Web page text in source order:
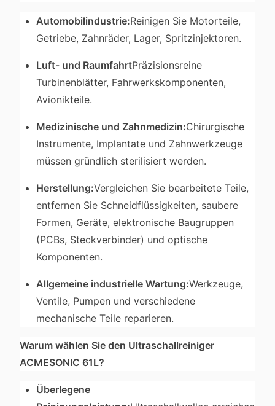
Automobilindustrie:Reinigen Sie Motorteile,
Getriebe, Zahnräder, Lager, Spritzinjektoren.
Luft- und RaumfahrtPräzisionsreine
Turbinenblätter, Fahrwerkskomponenten,
Avionikteile.
Medizinische und Zahnmedizin:Chirurgische
Instrumente, Implantate und Zahnwerkzeuge
müssen gründlich sterilisiert werden.
Herstellung:Vergleichen Sie bearbeitete Teile,
entfernen Sie Schneidflüssigkeiten, saubere
Formen, Geräte, elektronische Baugruppen
(PCBs, Steckverbinder) und optische
Komponenten.
Allgemeine industrielle Wartung:Werkzeuge,
Ventile, Pumpen und verschiedene
mechanische Teile reparieren.
Warum wählen Sie den Ultraschallreiniger
ACMESONIC 61L?
Überlegene